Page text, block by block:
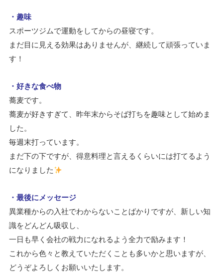
・趣味
スポーツジムで運動をしてからの昼寝です。
まだ目に見える効果はありませんが、継続して頑張っていま
す！
・好きな食べ物
蕎麦です。
蕎麦が好きすぎて、昨年末からそば打ちを趣味として始めま
した。
毎週末打っています。
まだ下の下ですが、得意料理と言えるくらいには打てるよう
になりました
・最後にメッセージ
異業種からの入社でわからないことばかりですが、新しい知
識をどんどん吸収し、
一日も早く会社の戦力になれるよう全力で励みます！
これから色々と教えていただくことも多いかと思いますが、
どうぞよろしくお願いいたします。